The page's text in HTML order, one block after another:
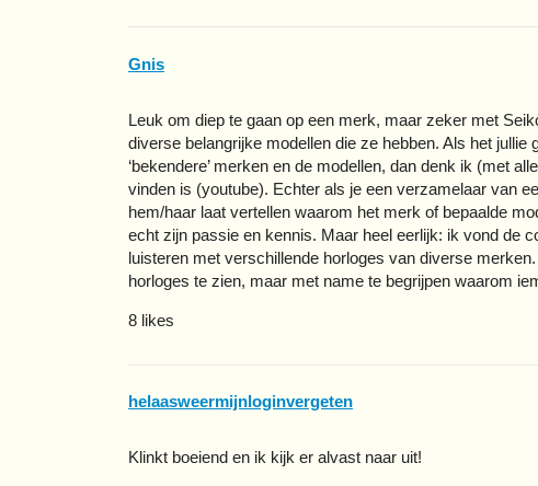
Gnis
Leuk om diep te gaan op een merk, maar zeker met
diverse belangrijke modellen die ze hebben. Als het
‘bekendere’ merken en de modellen, dan denk ik (met
vinden is (youtube). Echter als je een verzamelaar van
hem/haar laat vertellen waarom het merk of bepaalde
echt zijn passie en kennis. Maar heel eerlijk: ik vond de
luisteren met verschillende horloges van diverse
horloges te zien, maar met name te begrijpen waarom
8 likes
helaasweermijnloginvergeten
Klinkt boeiend en ik kijk er alvast naar uit!